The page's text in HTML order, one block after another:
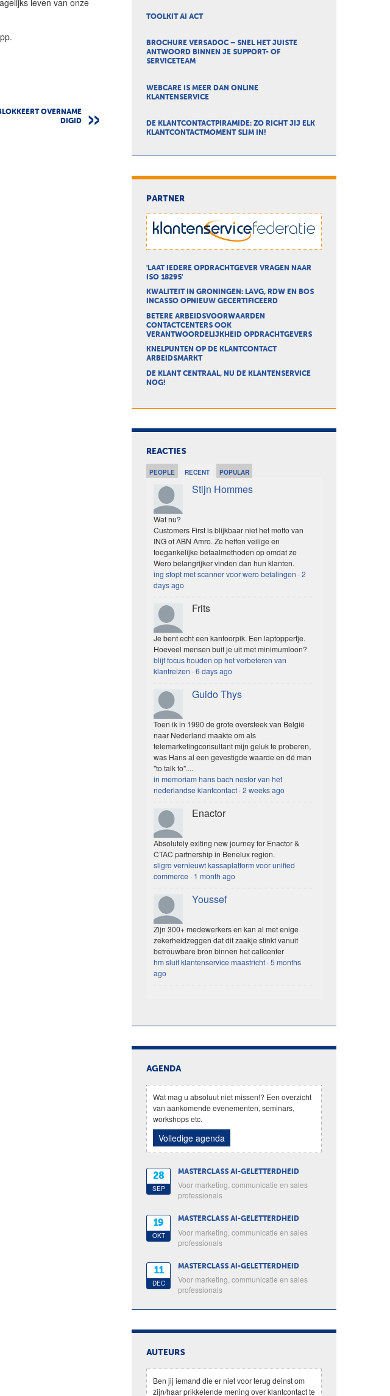
OVERNAME
DIGID
TOOLKIT AI ACT
BROCHURE VERSADOC – SNEL HET JUISTE
ANTWOORD BINNEN JE SUPPORT- OF
SERVICETEAM
WEBCARE IS MEER DAN ONLINE
KLANTENSERVICE
DE KLANTCONTACTPIRAMIDE: ZO RICHT JIJ ELK
KLANTCONTACTMOMENT SLIM IN!
PARTNER
'LAAT IEDERE OPDRACHTGEVER VRAGEN NAAR
ISO 18295'
KWALITEIT IN GRONINGEN: LAVG, RDW EN BOS
INCASSO OPNIEUW GECERTIFICEERD
BETERE ARBEIDSVOORWAARDEN
CONTACTCENTERS OOK
VERANTWOORDELIJKHEID OPDRACHTGEVERS
KNELPUNTEN OP DE KLANTCONTACT
ARBEIDSMARKT
DE KLANT CENTRAAL, NU DE KLANTENSERVICE
NOG!
REACTIES
PEOPLE RECENT POPULAR
Stijn Hommes
Wat nu?
Customers First is blijkbaar niet het motto van
ING of ABN Amro. Ze heffen veilige en
toegankelijke betaalmethoden op omdat ze
Wero belangrijker vinden dan hun klanten.
ing stopt met scanner voor wero betalingen ·2
days ago
Frits
Je bent echt een kantoorpik. Een laptoppertje.
Hoeveel mensen buit je uit met minimumloon?
blijf focus houden op het verbeteren van
klantreizen ·6 days ago
Guido Thys
Toen ik in 1990 de grote oversteek van België
naar Nederland maakte om als
telemarketingconsultant mijn geluk te proberen,
was Hans al een gevestigde waarde en dé man
"to talk to"....
in memoriam hans bach nestor van het
nederlandse klantcontact ·2 weeks ago
Enactor
Absolutely exiting new journey for Enactor &
CTAC partnership in Benelux region.
sligro vernieuwt kassaplatform voor unified
commerce · 1 month ago
Youssef
Zijn 300+ medewerkers en kan al met enige
zekerheidzeggen dat dit zaakje stinkt vanuit
betrouwbare bron binnen het callcenter
hm sluit klantenservice maastricht ·5 months
ago
AGENDA
Wat mag u absoluut niet missen!? Een overzicht
van aankomende evenementen, seminars,
workshops etc.
Volledige agenda
28
SEP
MASTERCLASS AI-GELETTERDHEID
Voor marketing, communicatie en sales
professionals
19
OKT
MASTERCLASS AI-GELETTERDHEID
Voor marketing, communicatie en sales
professionals
11
DEC
MASTERCLASS AI-GELETTERDHEID
Voor marketing, communicatie en sales
professionals
AUTEURS
Ben jij iemand die er niet voor terug deinst om
zijn/haar prikkelende mening over klantcontact te